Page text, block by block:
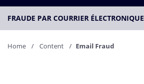
FRAUDE PAR COURRIER ÉLECTRONIQUE
Home Content Email Fraud